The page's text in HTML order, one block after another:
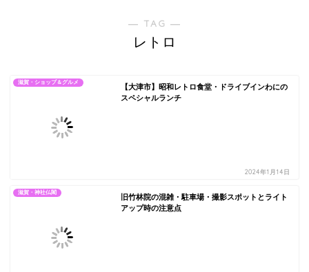
― TAG ―
レトロ
滋賀・ショップ＆グルメ
【大津市】昭和レトロ食堂・ドライブインわにの
スペシャルランチ
2024年1月14日
滋賀・神社仏閣
旧竹林院の混雑・駐車場・撮影スポットとライト
アップ時の注意点